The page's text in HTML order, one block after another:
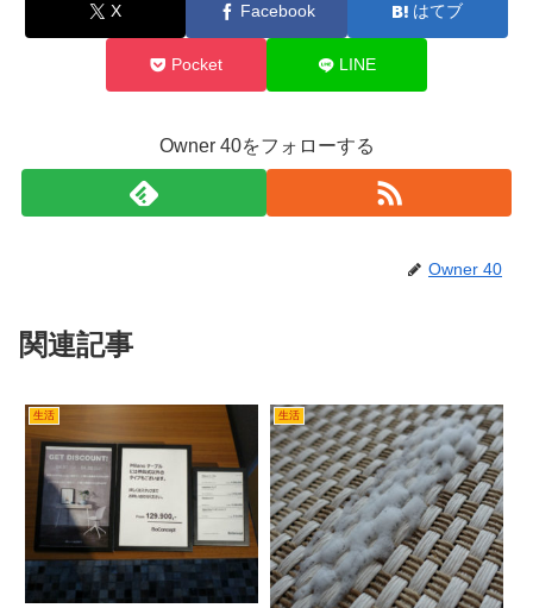
X Facebook はてブ
Pocket LINE
Owner 40をフォローする
Owner 40
関連記事
生活 生活